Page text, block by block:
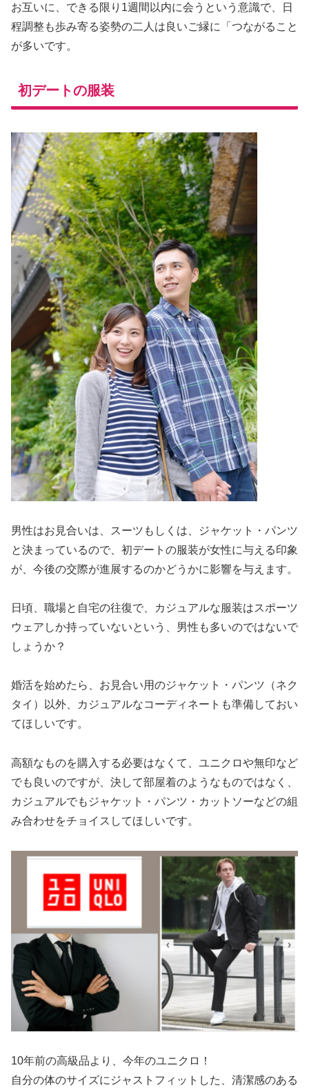
お互いに、できる限り1週間以内に会うという意識で、日
程調整も歩み寄る姿勢の二人は良いご縁に「つながること
が多いです。
初デートの服装
男性はお見合いは、スーツもしくは、ジャケット・パンツ
と決まっているので、初デートの服装が女性に与える印象
が、今後の交際が進展するのかどうかに影響を与えます。
日頃、職場と自宅の往復で、カジュアルな服装はスポーツ
ウェアしか持っていないという、男性も多いのではないで
しょうか？
婚活を始めたら、お見合い用のジャケット・パンツ（ネク
タイ）以外、カジュアルなコーディネートも準備しておい
てほしいです。
高額なものを購入する必要はなくて、ユニクロや無印など
でも良いのですが、決して部屋着のようなものではなく、
カジュアルでもジャケット・パンツ・カットソーなどの組
み合わせをチョイスしてほしいです。
10年前の高級品より、今年のユニクロ！
自分の体のサイズにジャストフィットした、清潔感のある